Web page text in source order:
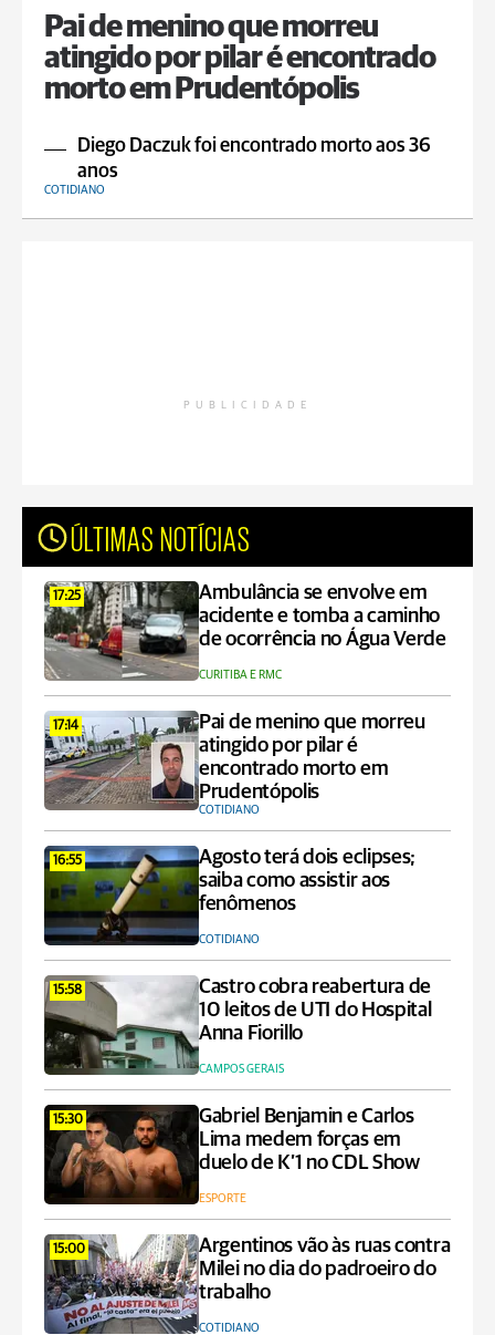
Pai de menino que morreu
atingido por pilar é encontrado
morto em Prudentópolis
Diego Daczuk foi encontrado morto aos 36
anos
COTIDIANO
PUBLICIDADE
ÚLTIMAS NOTÍCIAS
17:25
Ambulância se envolve em
acidente e tomba a caminho
de ocorrência no Água Verde
CURITIBA E RMC
17:14
Pai de menino que morreu
atingido por pilar é
encontrado morto em
Prudentópolis
COTIDIANO
16:55
Agosto terá dois eclipses;
saiba como assistir aos
fenômenos
COTIDIANO
15:58
Castro cobra reabertura de
10 leitos de UTI do Hospital
Anna Fiorillo
CAMPOS GERAIS
15:30
Gabriel Benjamin e Carlos
Lima medem forças em
duelo de K’1 no CDL Show
ESPORTE
15:00
Argentinos vão às ruas contra
Milei no dia do padroeiro do
trabalho
COTIDIANO